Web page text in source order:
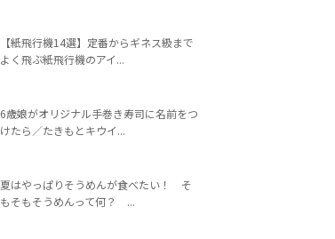
【紙飛行機14選】定番からギネス級まで
よく飛ぶ紙飛行機のアイ...
6歳娘がオリジナル手巻き寿司に名前をつ
けたら／たきもとキウイ...
夏はやっぱりそうめんが食べたい！ そ
もそもそうめんって何？ ...